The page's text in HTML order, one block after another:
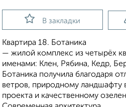
В закладки
Квартира 18. Ботаника
— жилой комплекс из четырёх
именами: Клен, Рябина, Кедр,
Ботаника получила благодаря
ветров, природному ландшафту
проекта и качественному